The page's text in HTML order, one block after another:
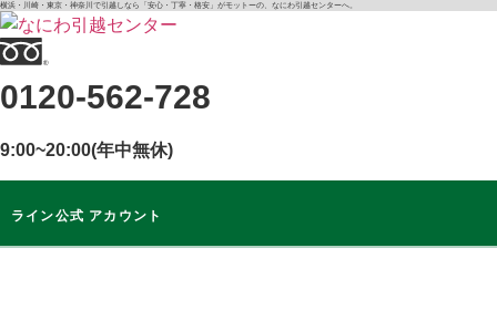
コ
ン
テ
ン
に
ッ
プ
横浜・川崎・東京・神奈川で引越しなら「安心・丁寧・格安」がモットーの、なにわ引越センターへ。
0120-562-728
9:00~20:00(年中無休)
ライン公式 アカウント